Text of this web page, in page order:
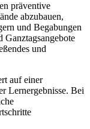
präventive
abzubauen,
und Begabungen
Ganztagsangebote
und
auf einer
Lernergebnisse. Bei